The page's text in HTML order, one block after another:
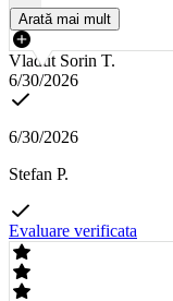
Arată mai mult
Vladut Sorin T.
6/30/2026
6/30/2026
Stefan P.
Evaluare verificata